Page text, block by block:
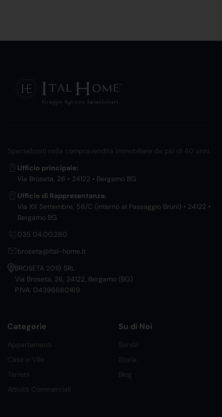
Specializzati nella compravendita immobiliare da più di 40 anni.
Ufficio principale:
Via Broseta, 26 • 24122 • Bergamo BG
Ufficio di Rappresentanza:
Via XX Settembre, 58/C (interno al Passaggio Bruni) • 24122 •
Bergamo BG
035 04.00.280
broseta@ital-home.it
BROSETA 2019 SRL
Via Broseta, 26, 24122, Bergamo (BG)
P.IVA: 04396680169
Categorie
Appartamenti
Case e Ville
Terreni
Attività Commerciali
Su di Noi
Servizi
Storia
Blog